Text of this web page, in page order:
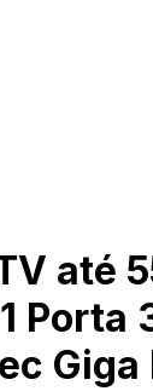
até
Porta
Giga